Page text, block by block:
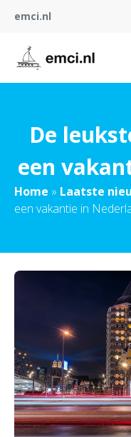
emci.nl
De
een
Home » Laatste
een vakantie in